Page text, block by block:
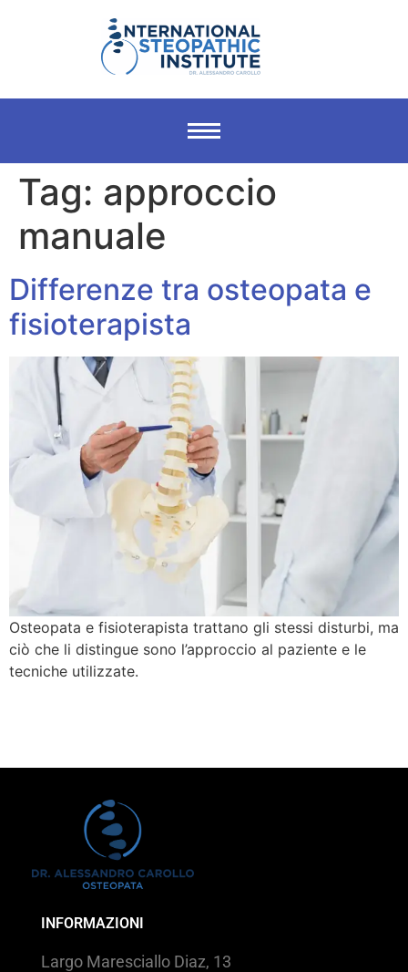
Tag: approccio
manuale
Differenze tra osteopata e
fisioterapista
Osteopata e fisioterapista trattano gli stessi disturbi, ma
ciò che li distingue sono l’approccio al paziente e le
tecniche utilizzate.
INFORMAZIONI
Largo Maresciallo Diaz, 13